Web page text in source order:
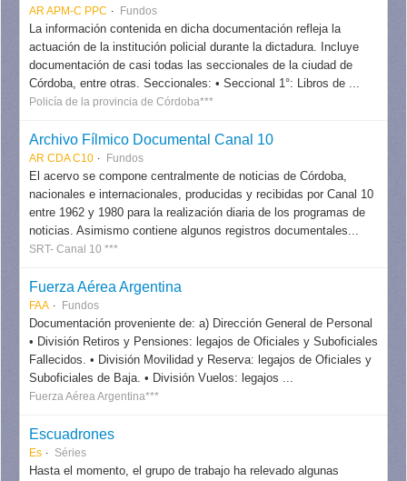
AR APM-C PPC Fundos
La información contenida en dicha documentación refleja la
actuación de la institución policial durante la dictadura. Incluye
documentación de casi todas las seccionales de la ciudad de
Córdoba, entre otras. Seccionales: • Seccional 1°: Libros de ...
Policía de la provincia de Córdoba***
Archivo Fílmico Documental Canal 10
AR CDA C10 Fundos
El acervo se compone centralmente de noticias de Córdoba,
nacionales e internacionales, producidas y recibidas por Canal 10
entre 1962 y 1980 para la realización diaria de los programas de
noticias. Asimismo contiene algunos registros documentales...
SRT- Canal 10 ***
Fuerza Aérea Argentina
FAA Fundos
Documentación proveniente de: a) Dirección General de Personal
• División Retiros y Pensiones: legajos de Oficiales y Suboficiales
Fallecidos. • División Movilidad y Reserva: legajos de Oficiales y
Suboficiales de Baja. • División Vuelos: legajos ...
Fuerza Aérea Argentina***
Escuadrones
Es Séries
Hasta el momento, el grupo de trabajo ha relevado algunas